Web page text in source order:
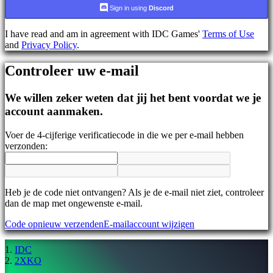
BS
DA
DE
EL
EN
FI
FR
HR
JA
KO
PL
PT
RO
SR
SV
TH
TR
Sign in using Discord
I have read and am in agreement with IDC Games' Terms of Use
and Privacy Policy.
Controleer uw e-mail
We willen zeker weten dat jij het bent voordat we je
account aanmaken.
Voer de 4-cijferige verificatiecode in die we per e-mail hebben
verzonden:
Heb je de code niet ontvangen? Als je de e-mail niet ziet, controleer
dan de map met ongewenste e-mail.
Code opnieuw verzendenE-mailaccount wijzigen
IDC
2XKO